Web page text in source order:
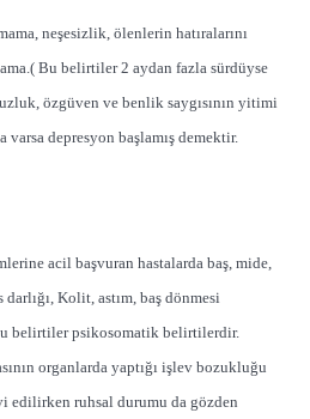
neşesizlik, ölenlerin hatıralarını
Bu belirtiler 2 aydan fazla sürdüyse
özgüven ve benlik saygısının yitimi
varsa depresyon başlamış demektir.
acil başvuran hastalarda baş, mide,
darlığı, Kolit, astım, baş dönmesi
belirtiler psikosomatik belirtilerdir.
organlarda yaptığı işlev bozukluğu
edilirken ruhsal durumu da gözden